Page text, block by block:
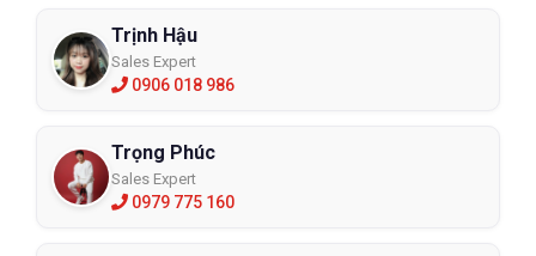
Trịnh Hậu
Sales Expert
0906 018 986
Trọng Phúc
Sales Expert
0979 775 160